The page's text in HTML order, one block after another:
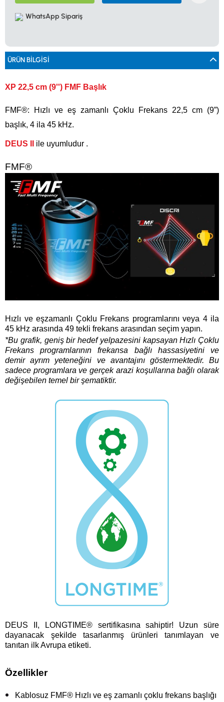
WhatsApp Sipariş
ÜRÜN BILGISI
XP 22,5 cm (9'') FMF Başlık
FMF®: Hızlı ve eş zamanlı Çoklu Frekans 22,5 cm (9”)
başlık, 4 ila 45 kHz.
DEUS II ile uyumludur .
FMF®
Hızlı ve eşzamanlı Çoklu Frekans programlarını veya 4 ila
45 kHz arasında 49 tekli frekans arasından seçim yapın.
*Bu grafik, geniş bir hedef yelpazesini kapsayan Hızlı Çoklu
Frekans programlarının frekansa bağlı hassasiyetini ve
demir ayrım yeteneğini ve avantajını göstermektedir. Bu
sadece programlara ve gerçek arazi koşullarına bağlı olarak
değişebilen temel bir şematiktir.
DEUS II, LONGTIME® sertifikasına sahiptir! Uzun süre
dayanacak şekilde tasarlanmış ürünleri tanımlayan ve
tanıtan ilk Avrupa etiketi.
Özellikler
Kablosuz FMF® Hızlı ve eş zamanlı çoklu frekans başlığı